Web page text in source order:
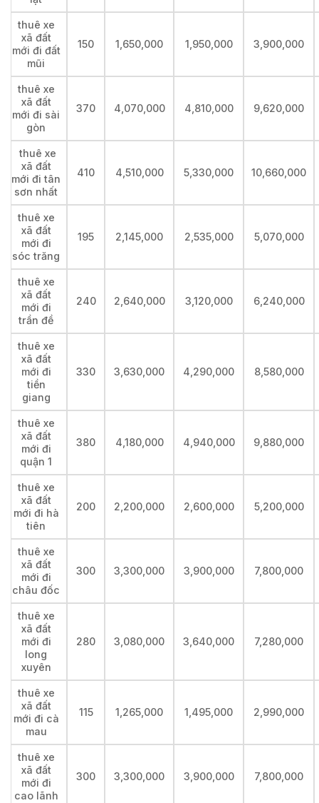
thuê xe
xã đất
mới đi đất
mũi
150 1,650,000 1,950,000 3,900,000
thuê xe
xã đất
mới đi sài
gòn
370 4,070,000 4,810,000 9,620,000
thuê xe
xã đất
mới đi tân
sơn nhất
410 4,510,000 5,330,000 10,660,000
thuê xe
xã đất
mới đi
sóc trăng
195 2,145,000 2,535,000 5,070,000
thuê xe
xã đất
mới đi
trần đề
240 2,640,000 3,120,000 6,240,000
thuê xe
xã đất
mới đi
tiền
giang
330 3,630,000 4,290,000 8,580,000
thuê xe
xã đất
mới đi
quận 1
380 4,180,000 4,940,000 9,880,000
thuê xe
xã đất
mới đi hà
tiên
200 2,200,000 2,600,000 5,200,000
thuê xe
xã đất
mới đi
châu đốc
300 3,300,000 3,900,000 7,800,000
thuê xe
xã đất
mới đi
long
xuyên
280 3,080,000 3,640,000 7,280,000
thuê xe
xã đất
mới đi cà
mau
115 1,265,000 1,495,000 2,990,000
thuê xe
xã đất
mới đi
cao lãnh
300 3,300,000 3,900,000 7,800,000